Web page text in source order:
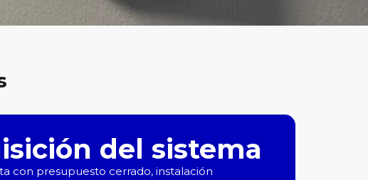
del sistema
con presupuesto cerrado, instalación